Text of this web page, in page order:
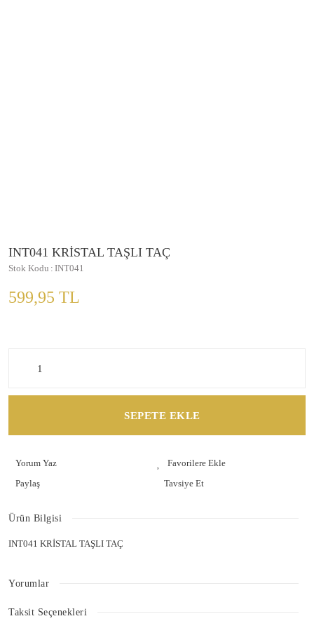
INT041 KRİSTAL TAŞLI TAÇ
Stok Kodu INT041
599,95 TL
SEPETE EKLE
Yorum Yaz
Paylaş
Tavsiye Et
Ürün Bilgisi
INT041 KRİSTAL TAŞLI TAÇ
Yorumlar
Taksit Seçenekleri